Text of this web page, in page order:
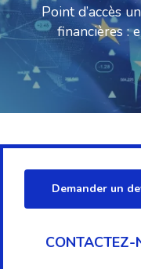
Point d’accès
financières :
Demander un